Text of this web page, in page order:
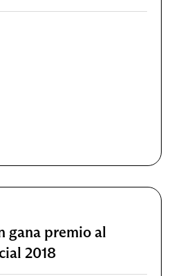
gana premio al
2018